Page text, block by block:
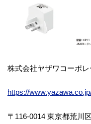
株式会社ヤザワコーポ
https://
〒116-0014 東京都荒川